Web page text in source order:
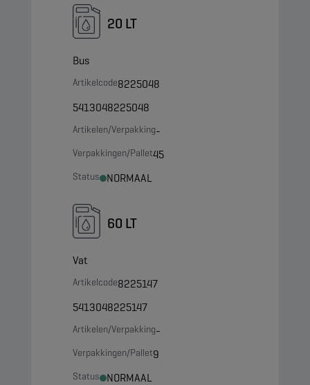
20 LT
Bus
Artikelcode8225048
5413048225048
Artikelen/Verpakking-
Verpakkingen/Pallet45
Status NORMAAL
60 LT
Vat
Artikelcode8225147
5413048225147
Artikelen/Verpakking-
Verpakkingen/Pallet9
Status NORMAAL